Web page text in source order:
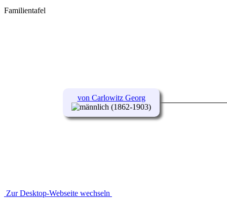
Familientafel
von Carlowitz Georg
(1862-1903)
Zur Desktop-Webseite wechseln